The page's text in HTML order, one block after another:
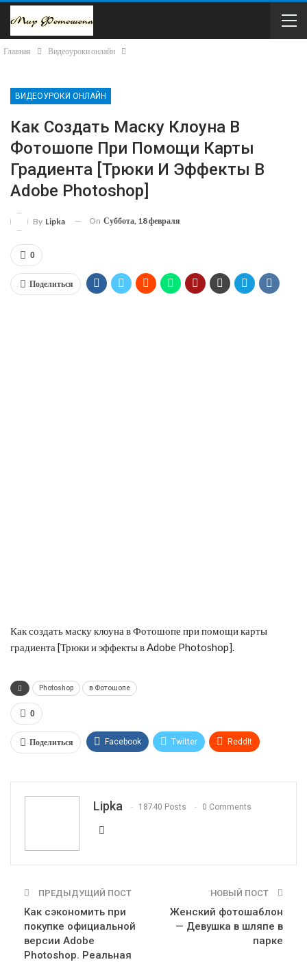
Главная Видеоуроки онлайн
ВИДЕОУРОКИ ОНЛАЙН
Как Создать Маску Клоуна В
Фотошопе При Помощи Карты
Градиента [Трюки И Эффекты В
Adobe Photoshop]
By Lipka On Суббота, 18 февраля
0
Поделиться
Как создать маску клоуна в Фотошопе при помощи карты
градиента [Трюки и эффекты в Adobe Photoshop].
Photoshop в Фотошопе
0
Поделиться Facebook Twitter ReddIt
Lipka 18740 Posts 0 Comments
ПРЕДЫДУЩИЙ ПОСТ
Как сэкономить при
покупке официальной
версии Adobe
Photoshop. Реальная
НОВЫЙ ПОСТ
Женский фотошаблон
— Девушка в шляпе в
парке